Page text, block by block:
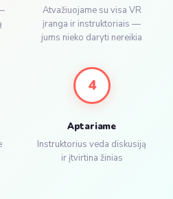
Atvažiuojame su visa VR
įranga ir instruktoriais —
jums nieko daryti nereikia
4
Aptariame
Instruktorius veda diskusiją
ir įtvirtina žinias